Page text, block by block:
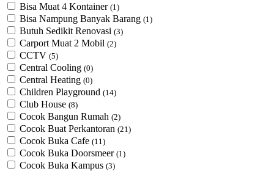
Bisa Muat 4 Kontainer (1)
Bisa Nampung Banyak Barang (1)
Butuh Sedikit Renovasi (3)
Carport Muat 2 Mobil (2)
CCTV (5)
Central Cooling (0)
Central Heating (0)
Children Playground (14)
Club House (8)
Cocok Bangun Rumah (2)
Cocok Buat Perkantoran (21)
Cocok Buka Cafe (11)
Cocok Buka Doorsmeer (1)
Cocok Buka Kampus (3)